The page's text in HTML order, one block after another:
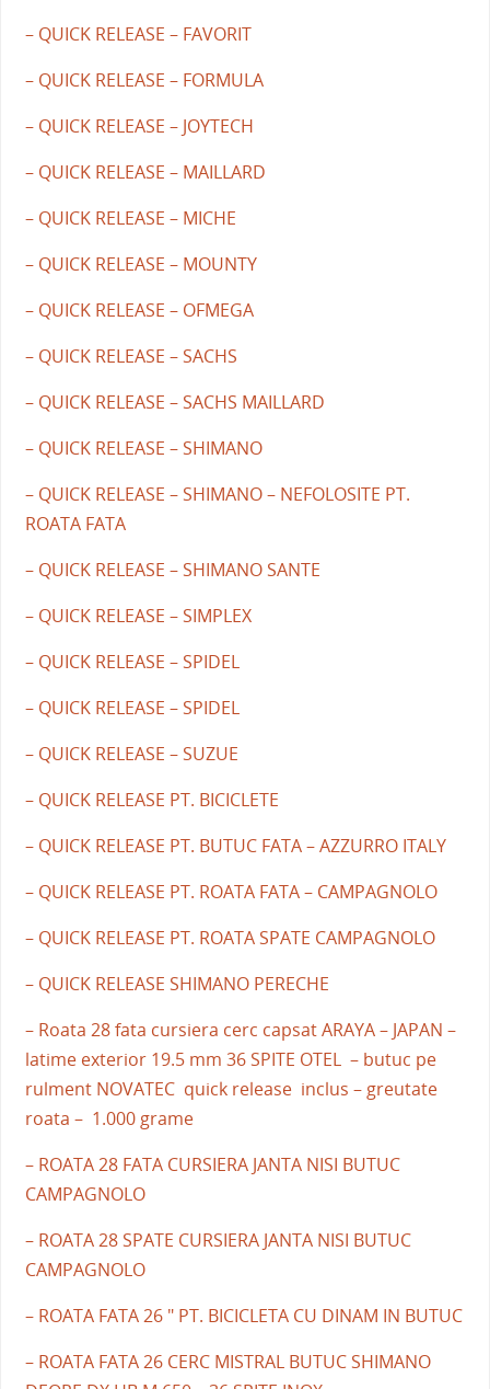
– QUICK RELEASE – FAVORIT
– QUICK RELEASE – FORMULA
– QUICK RELEASE – JOYTECH
– QUICK RELEASE – MAILLARD
– QUICK RELEASE – MICHE
– QUICK RELEASE – MOUNTY
– QUICK RELEASE – OFMEGA
– QUICK RELEASE – SACHS
– QUICK RELEASE – SACHS MAILLARD
– QUICK RELEASE – SHIMANO
– QUICK RELEASE – SHIMANO – NEFOLOSITE PT.
ROATA FATA
– QUICK RELEASE – SHIMANO SANTE
– QUICK RELEASE – SIMPLEX
– QUICK RELEASE – SPIDEL
– QUICK RELEASE – SPIDEL
– QUICK RELEASE – SUZUE
– QUICK RELEASE PT. BICICLETE
– QUICK RELEASE PT. BUTUC FATA – AZZURRO ITALY
– QUICK RELEASE PT. ROATA FATA – CAMPAGNOLO
– QUICK RELEASE PT. ROATA SPATE CAMPAGNOLO
– QUICK RELEASE SHIMANO PERECHE
– Roata 28 fata cursiera cerc capsat ARAYA – JAPAN –
latime exterior 19.5 mm 36 SPITE OTEL – butuc pe
rulment NOVATEC quick release inclus – greutate
roata – 1.000 grame
– ROATA 28 FATA CURSIERA JANTA NISI BUTUC
CAMPAGNOLO
– ROATA 28 SPATE CURSIERA JANTA NISI BUTUC
CAMPAGNOLO
– ROATA FATA 26 " PT. BICICLETA CU DINAM IN BUTUC
– ROATA FATA 26 CERC MISTRAL BUTUC SHIMANO